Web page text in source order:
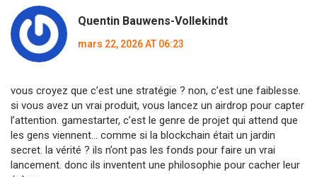
Quentin Bauwens-Vollekindt
mars 22, 2026 AT 06:23
vous croyez que c’est une stratégie ? non, c’est une faiblesse.
si vous avez un vrai produit, vous lancez un airdrop pour capter
l’attention. gamestarter, c’est le genre de projet qui attend que
les gens viennent… comme si la blockchain était un jardin
secret. la vérité ? ils n’ont pas les fonds pour faire un vrai
lancement. donc ils inventent une philosophie pour cacher leur